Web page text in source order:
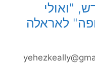
"ואולי
לאראלה